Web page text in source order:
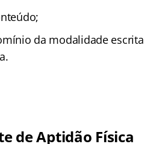
da modalidade escrita
de Aptidão Física